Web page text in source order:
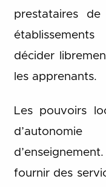
prestataires
décider
les apprenants.
Les pouvoirs
fournir des